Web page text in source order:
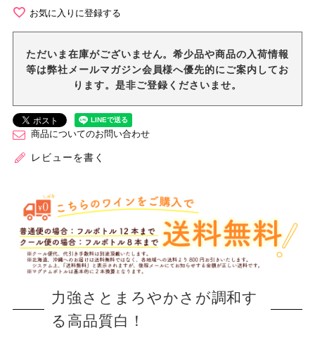
お気に入りに登録する
ただいま在庫がございません。希少品や商品の入荷情報
等は弊社メールマガジン会員様へ優先的にご案内してお
ります。是非ご登録くださいませ。
商品についてのお問い合わせ
レビューを書く
力強さとまろやかさが調和す
る高品質白！